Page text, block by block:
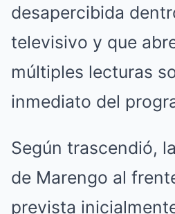
desapercibida
televisivo y que
múltiples lecturas
inmediato del
Según trascendió,
de Marengo al
prevista